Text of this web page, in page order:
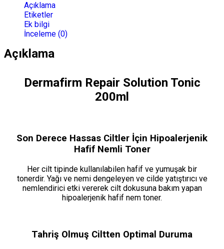
Açıklama
Etiketler
Ek bilgi
İnceleme (0)
Açıklama
Dermafirm Repair Solution Tonic
200ml
Son Derece Hassas Ciltler İçin Hipoalerjenik
Hafif Nemli Toner
Her cilt tipinde kullanılabilen hafif ve yumuşak bir
tonerdir. Yağı ve nemi dengeleyen ve cilde yatıştırıcı ve
nemlendirici etki vererek cilt dokusuna bakım yapan
hipoalerjenik hafif nem toner.
Tahriş Olmuş Ciltten Optimal Duruma